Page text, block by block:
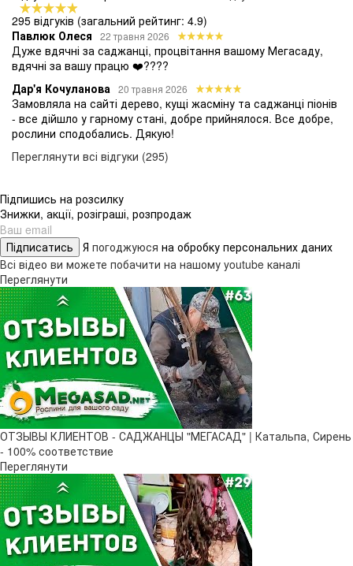
295 відгуків (загальний рейтинг: 4.9)
Павлюк Олеся
22 травня 2026
Дуже вдячні за саджанці, процвітання вашому Мегасаду,
вдячні за вашу працю ❤️????
Дар'я Кочуланова 20 травня 2026
Замовляла на сайті дерево, кущі жасміну та саджанці піонів
- все дійшло у гарному стані, добре прийнялося. Все добре,
рослини сподобались. Дякую!
Переглянути всі відгуки (295)
Підпишись на розсилку
Знижки, акції, розіграші, розпродаж
Підписатись Я погоджуюся на обробку персональних даних
Всі відео ви можете побачити на нашому youtube каналі
Переглянути
ОТЗЫВЫ КЛИЕНТОВ - САДЖАНЦЫ "МЕГАСАД" | Катальпа, Сирень
- 100% соответствие
Переглянути